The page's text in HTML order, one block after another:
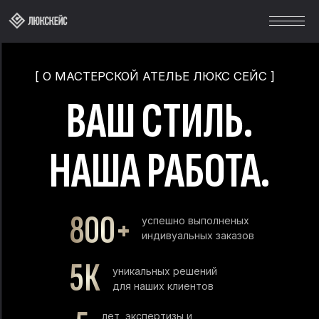
800+
успешно выполненых
индивуальных заказов
лет, экспертизы и
доверия клиентов
натуральной кожи
ВАШ СТИЛЬ.
НАША РАБОТА.